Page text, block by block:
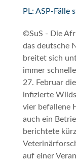
PL: ASP-Fälle
©SuS - Die
das deutsche
breitet sich
immer
27. Februar
infizierte
vier befallene
auch ein
berichtete
auf einer